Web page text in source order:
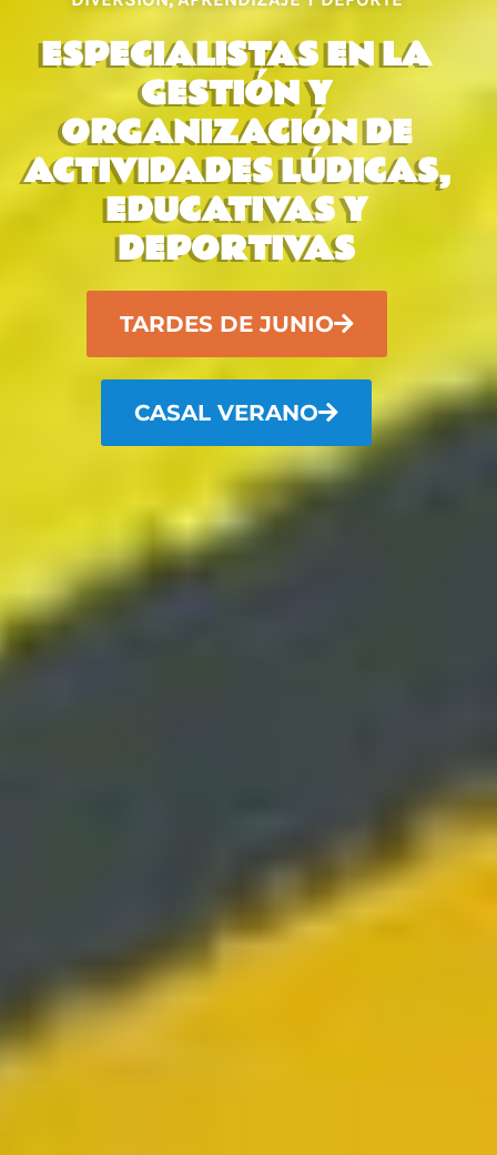
ESPECIALISTAS EN LA
GESTIÓN Y
ORGANIZACIÓN DE
ACTIVIDADES LÚDICAS,
EDUCATIVAS Y
DEPORTIVAS
TARDES DE JUNIO
CASAL VERANO